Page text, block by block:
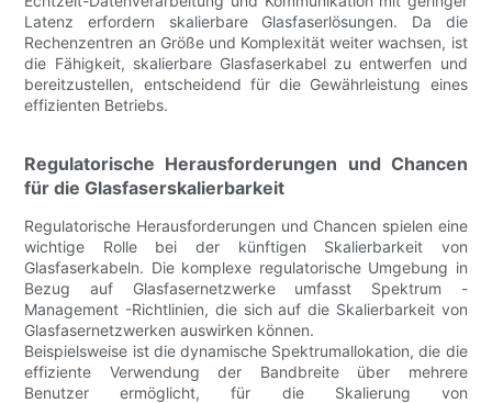
Latenz erfordern skalierbare Glasfaserlösungen. Da die
Rechenzentren an Größe und Komplexität weiter wachsen, ist
die Fähigkeit, skalierbare Glasfaserkabel zu entwerfen und
bereitzustellen, entscheidend für die Gewährleistung eines
effizienten Betriebs.
Regulatorische Herausforderungen und Chancen
für die Glasfaserskalierbarkeit
Regulatorische Herausforderungen und Chancen spielen eine
wichtige Rolle bei der künftigen Skalierbarkeit von
Glasfaserkabeln. Die komplexe regulatorische Umgebung in
Bezug auf Glasfasernetzwerke umfasst Spektrum -
Management -Richtlinien, die sich auf die Skalierbarkeit von
Glasfasernetzwerken auswirken können.
Beispielsweise ist die dynamische Spektrumallokation, die die
effiziente Verwendung der Bandbreite über mehrere
Benutzer ermöglicht, für die Skalierung von